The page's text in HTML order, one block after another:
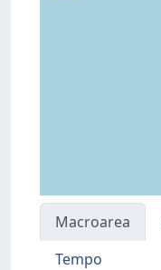
Macroarea
Tempo